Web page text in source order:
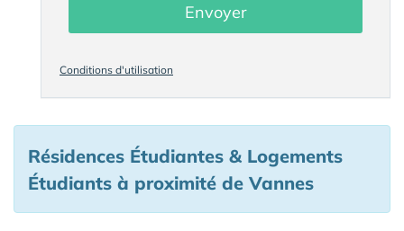
Envoyer
Conditions d'utilisation
Résidences Étudiantes & Logements
Étudiants à proximité de Vannes